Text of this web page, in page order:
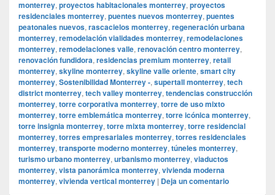
monterrey, proyectos habitacionales monterrey, proyectos
residenciales monterrey, puentes nuevos monterrey, puentes
peatonales nuevos, rascacielos monterrey, regeneración urbana
monterrey, remodelación vialidades monterrey, remodelaciones
monterrey, remodelaciones valle, renovación centro monterrey,
renovación fundidora, residencias premium monterrey, retail
monterrey, skyline monterrey, skyline valle oriente, smart city
monterrey, Sostenibilidad Monterrey -, supertall monterrey, tech
district monterrey, tech valley monterrey, tendencias construcción
monterrey, torre corporativa monterrey, torre de uso mixto
monterrey, torre emblemática monterrey, torre icónica monterrey,
torre insignia monterrey, torre mixta monterrey, torre residencial
monterrey, torres empresariales monterrey, torres residenciales
monterrey, transporte moderno monterrey, túneles monterrey,
turismo urbano monterrey, urbanismo monterrey, viaductos
monterrey, vista panorámica monterrey, vivienda moderna
monterrey, vivienda vertical monterrey | Deja un comentario